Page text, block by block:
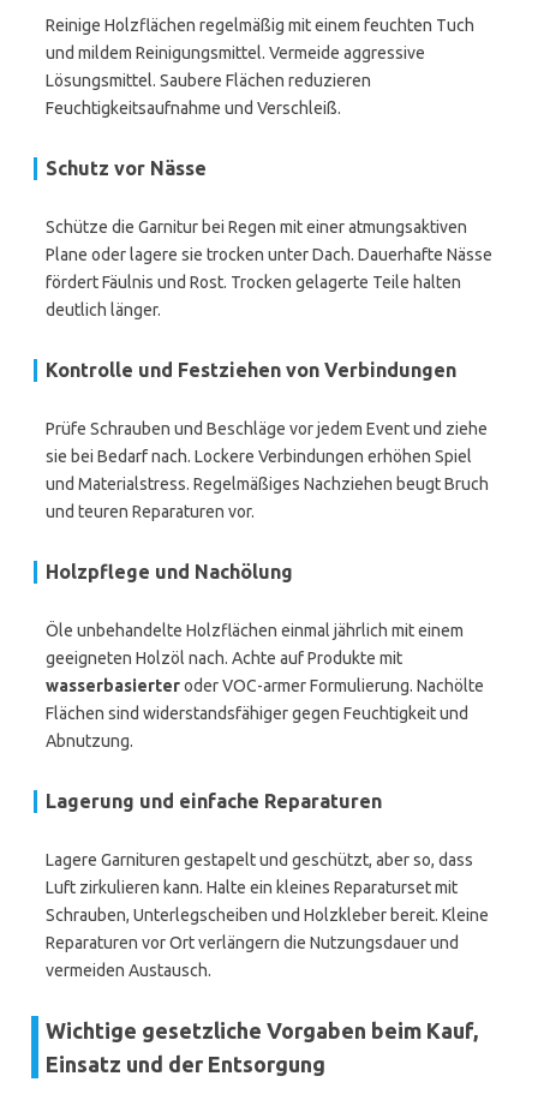
Reinige Holzflächen regelmäßig mit einem feuchten Tuch
und mildem Reinigungsmittel. Vermeide aggressive
Lösungsmittel. Saubere Flächen reduzieren
Feuchtigkeitsaufnahme und Verschleiß.
Schutz vor Nässe
Schütze die Garnitur bei Regen mit einer atmungsaktiven
Plane oder lagere sie trocken unter Dach. Dauerhafte Nässe
fördert Fäulnis und Rost. Trocken gelagerte Teile halten
deutlich länger.
Kontrolle und Festziehen von Verbindungen
Prüfe Schrauben und Beschläge vor jedem Event und ziehe
sie bei Bedarf nach. Lockere Verbindungen erhöhen Spiel
und Materialstress. Regelmäßiges Nachziehen beugt Bruch
und teuren Reparaturen vor.
Holzpflege und Nachölung
Öle unbehandelte Holzflächen einmal jährlich mit einem
geeigneten Holzöl nach. Achte auf Produkte mit
wasserbasierteroder VOC-armer Formulierung. Nachölte
Flächen sind widerstandsfähiger gegen Feuchtigkeit und
Abnutzung.
Lagerung und einfache Reparaturen
Lagere Garnituren gestapelt und geschützt, aber so, dass
Luft zirkulieren kann. Halte ein kleines Reparaturset mit
Schrauben, Unterlegscheiben und Holzkleber bereit. Kleine
Reparaturen vor Ort verlängern die Nutzungsdauer und
vermeiden Austausch.
Wichtige gesetzliche Vorgaben beim Kauf,
Einsatz und der Entsorgung